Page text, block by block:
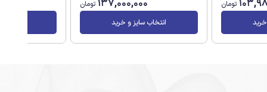
تومان 137,000,000 تومان
انتخاب سایز و خرید